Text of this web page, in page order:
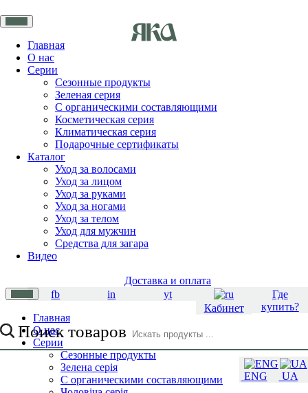
Главная
О нас
Серии
Сезонные продукты
Зеленая серия
С органическими составляющими
Косметическая серия
Климатическая серия
Подарочные сертификаты
Каталог
Уход за волосами
Уход за лицом
Уход за руками
Уход за ногами
Уход за телом
Уход для мужчин
Средства для загара
Видео
Доставка и оплата
Где
купить?
UA
ENG
yt
in
fb
Кабинет
Поиск товаров
Главная
О нас
Серии
Сезонные продукты
Зелена серія
С органическими составляющими